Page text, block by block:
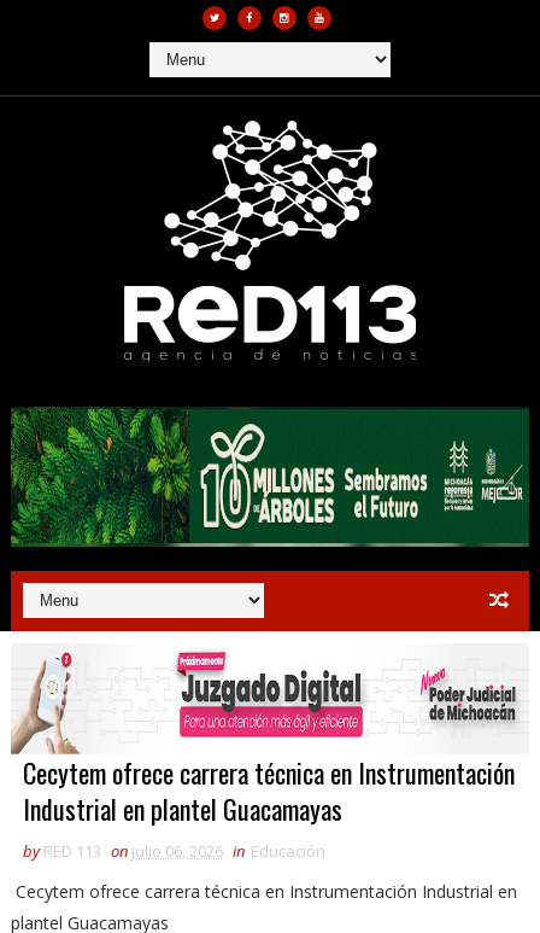
Cecytem ofrece carrera técnica en Instrumentación
Industrial en plantel Guacamayas
by RED 113 on julio 06, 2026 in Educación
Cecytem ofrece carrera técnica en Instrumentación Industrial en
plantel Guacamayas